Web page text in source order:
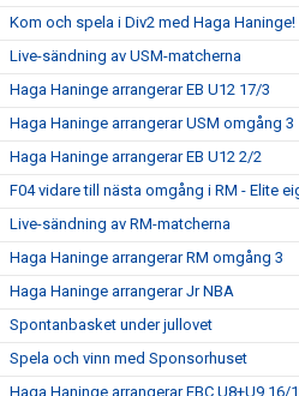
Kom och spela i Div2 med Haga Haninge!
Live-sändning av USM-matcherna
Haga Haninge arrangerar EB U12 17/3
Haga Haninge arrangerar USM omgång 3
Haga Haninge arrangerar EB U12 2/2
F04 vidare till nästa omgång i RM - Elite
Live-sändning av RM-matcherna
Haga Haninge arrangerar RM omgång 3
Haga Haninge arrangerar Jr NBA
Spontanbasket under jullovet
Spela och vinn med Sponsorhuset
Haga Haninge arrangerar EBC U8+U9 16/